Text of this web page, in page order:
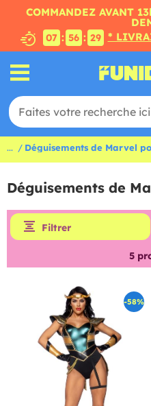
COMMANDEZ AVANT
07 : 56 : 29 *
... Déguisements de Marvel
Déguisements de
Filtrer
5
-58%